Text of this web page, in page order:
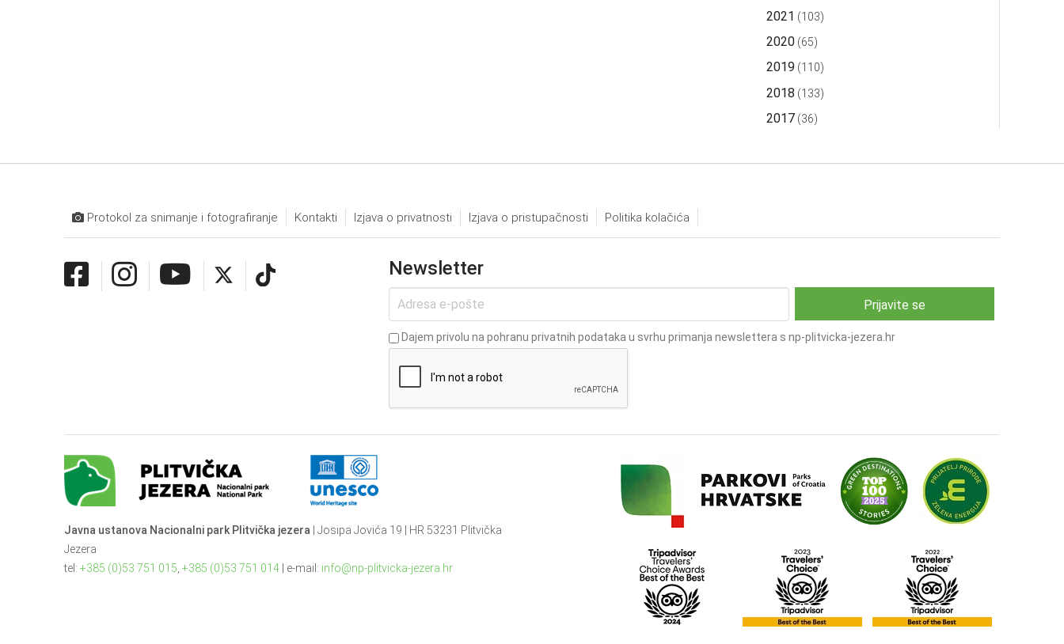
2021 (103)
2020 (65)
2019 (110)
2018 (133)
2017 (36)
Protokol za snimanje i fotografiranje Kontakti Izjava o privatnosti Izjava o pristupačnosti Politika kolačića
Newsletter
Dajem privolu na pohranu privatnih podataka u svrhu primanja newslettera s np-plitvicka-jezera.hr
Javna ustanova Nacionalni park Plitvička jezera| Josipa Jovića 19 | HR 53231 Plitvička
Jezera
tel: +385 (0)53 751 015, +385 (0)53 751 014| e-mail: info@np-plitvicka-jezera.hr